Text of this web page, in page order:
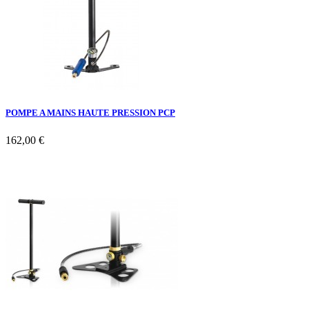
POMPE A MAINS HAUTE PRESSION PCP
162,00 €